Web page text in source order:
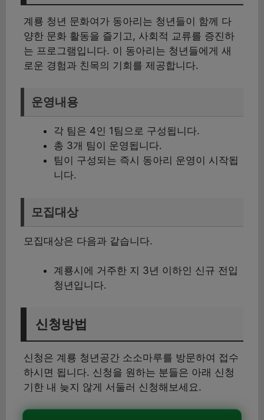
계룡 청년 문화여가 동아리는 청년들이 함께 다
양한 문화 활동을 즐기고, 사회적 교류를 증진하
는 프로그램입니다. 이 동아리는 청년들에게 새
로운 경험과 친목의 기회를 제공합니다.
운영내용
각 팀은 4인 1팀으로 구성됩니다.
총 3개 팀이 운영됩니다.
팀이 구성되는 즉시 동아리 운영이 시작됩
니다.
모집대상
모집대상은 다음과 같습니다.
계룡시에 거주한 지 3년 이하인 신규 전입
청년입니다.
신청방법
신청은 계룡 청년공간 소소마루를 방문하여 접수
하시면 됩니다. 신청을 원하는 분들은 아래 신청
기한 내 늦지 않게 서둘러 신청해보세요.